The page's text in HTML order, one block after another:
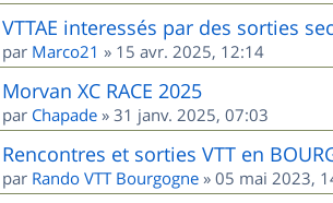
VTTAE interessés par des sorties
par Marco21 » 15 avr. 2025, 12:14
Morvan XC RACE 2025
par Chapade » 31 janv. 2025, 07:03
Rencontres et sorties VTT en
par Rando VTT Bourgogne » 05 mai 2023,